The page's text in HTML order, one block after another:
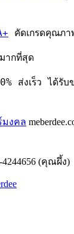
คัดเกรดคุณภา
ากที่สุด
ส่งเร็ว ได้รับ
มงคล
(คุณผึ้ง)